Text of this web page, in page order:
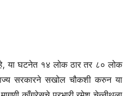
या घटनेत १४ लोक ठार तर ८० लोक
सरकारने सखोल चौकशी करुन या